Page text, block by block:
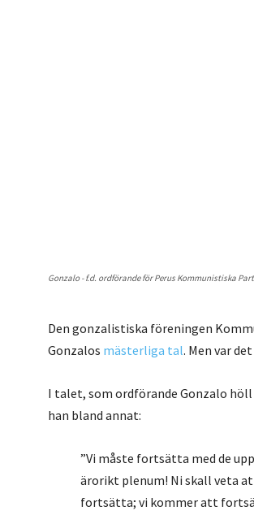
Gonzalo - f.d. ordförande för Perus Kommunistiska
Den gonzalistiska föreningen
Gonzalos mästerliga tal. Men var
I talet, som ordförande Gonzalo
han bland annat:
”Vi måste fortsätta med de
ärorikt plenum! Ni skall veta
fortsätta; vi kommer att